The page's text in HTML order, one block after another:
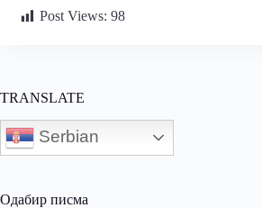
Post Views: 98
TRANSLATE
Serbian
Одабир писма